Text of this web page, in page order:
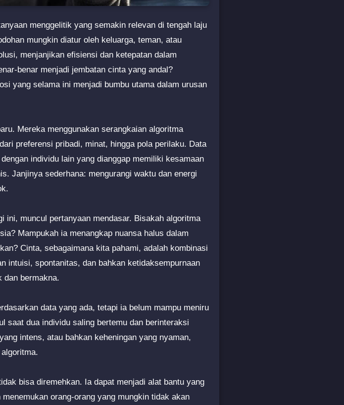
menggelitik yang semakin relevan di tengah laju
mungkin diatur oleh keluarga, teman, atau
menjanjikan efisiensi dan ketepatan dalam
benar menjadi jembatan cinta yang andal?
yang selama ini menjadi bumbu utama dalam urusan
Mereka menggunakan serangkaian algoritma
preferensi pribadi, minat, hingga pola perilaku. Data
individu lain yang dianggap memiliki kesamaan
Janjinya sederhana: mengurangi waktu dan energi
ini, muncul pertanyaan mendasar. Bisakah algoritma
Mampukah ia menangkap nuansa halus dalam
Cinta, sebagaimana kita pahami, adalah kombinasi
intuisi, spontanitas, dan bahkan ketidaksempurnaan
dan bermakna.
data yang ada, tetapi ia belum mampu meniru
saat dua individu saling bertemu dan berinteraksi
intens, atau bahkan keheningan yang nyaman,
bisa diremehkan. Ia dapat menjadi alat bantu yang
orang-orang yang mungkin tidak akan